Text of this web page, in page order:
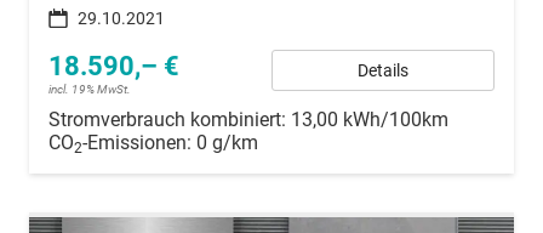
29.10.2021
18.590,– €
incl. 19% MwSt.
Details
Stromverbrauch kombiniert: 13,00 kWh/100km
CO2-Emissionen: 0 g/km